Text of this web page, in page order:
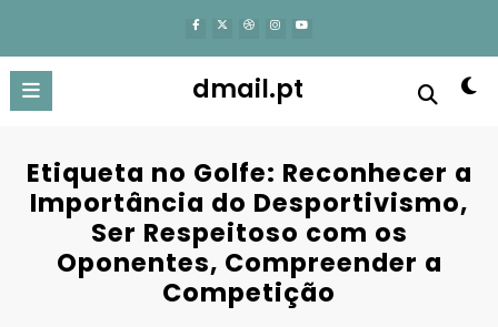
dmail.pt
Etiqueta no Golfe: Reconhecer a
Importância do Desportivismo,
Ser Respeitoso com os
Oponentes, Compreender a
Competição